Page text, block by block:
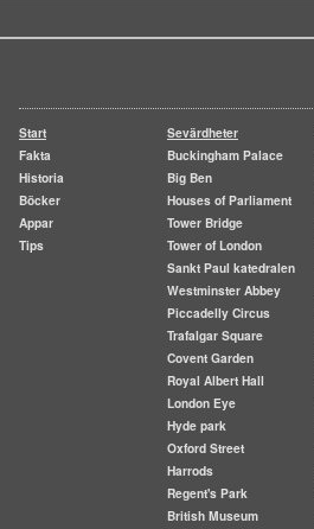
Start
Fakta
Historia
Böcker
Appar
Tips
Sevärdheter
Buckingham Palace
Big Ben
Houses of Parliament
Tower Bridge
Tower of London
Sankt Paul katedralen
Westminster Abbey
Piccadelly Circus
Trafalgar Square
Covent Garden
Royal Albert Hall
London Eye
Hyde park
Oxford Street
Harrods
Regent's Park
British Museum